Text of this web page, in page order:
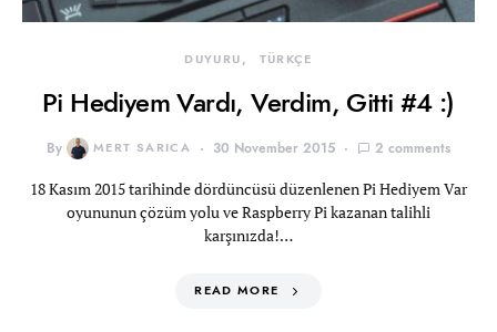
DUYURU TÜRKÇE
Pi Hediyem Vardı, Verdim, Gitti #4 :)
By MERT SARICA 30 November 2015 2 comments
18 Kasım 2015 tarihinde dördüncüsü düzenlenen Pi Hediyem Var
oyununun çözüm yolu ve Raspberry Pi kazanan talihli
karşınızda!…
READ MORE